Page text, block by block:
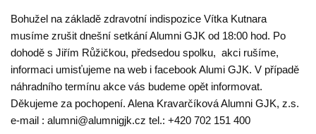
Bohužel na základě zdravotní indispozice Vítka Kutnara
musíme zrušit dnešní setkání Alumni GJK od 18:00 hod. Po
dohodě s Jiřím Růžičkou, předsedou spolku, akci rušíme,
informaci umisťujeme na web i facebook Alumi GJK. V případě
náhradního termínu akce vás budeme opět informovat.
Děkujeme za pochopení. Alena Kravarčíková Alumni GJK, z.s.
e-mail : alumni@alumnigjk.cz tel.: +420 702 151 400